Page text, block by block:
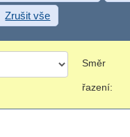
Zrušit vše
Směr
řazení: